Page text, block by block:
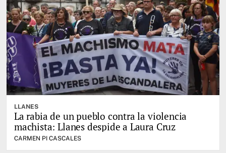
LLANES
La rabia de un pueblo contra la violencia
machista: Llanes despide a Laura Cruz
CARMEN PI CASCALES